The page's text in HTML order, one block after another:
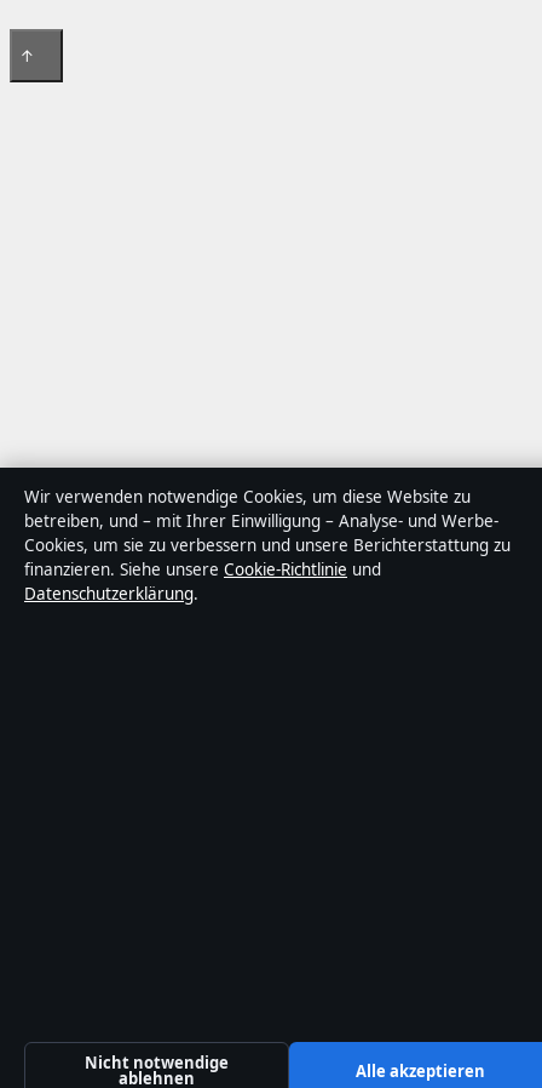
Wir verwenden notwendige Cookies, um diese Website zu
betreiben, und – mit Ihrer Einwilligung – Analyse- und Werbe-
Cookies, um sie zu verbessern und unsere Berichterstattung zu
finanzieren. Siehe unsere Cookie-Richtlinie und
Datenschutzerklärung.
Nicht notwendige
ablehnen Alle akzeptieren
↑